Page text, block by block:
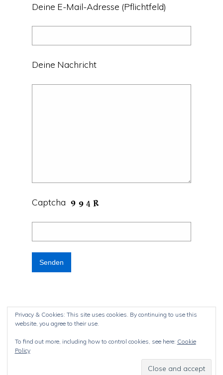
Deine E-Mail-Adresse (Pflichtfeld)
Deine Nachricht
Captcha
Privacy & Cookies: This site uses cookies. By continuing to use this
website, you agree to their use.
To find out more, including how to control cookies, see here: Cookie
Policy